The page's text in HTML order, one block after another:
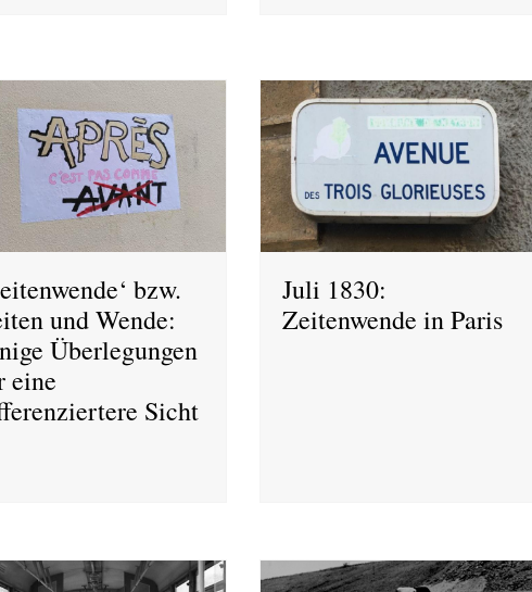
bzw.
und Wende:
Überlegungen
eine
Sicht
Juli 1830:
Zeitenwende in Paris